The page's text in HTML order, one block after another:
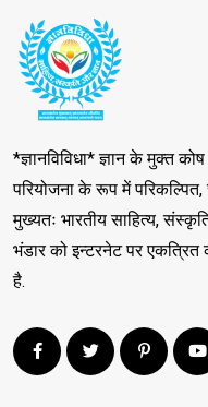
*ज्ञानविविधा* ज्ञान के मुक्त
परियोजना के रूप में
मुख्यतः भारतीय साहित्य,
भंडार को इन्टरनेट पर
है.